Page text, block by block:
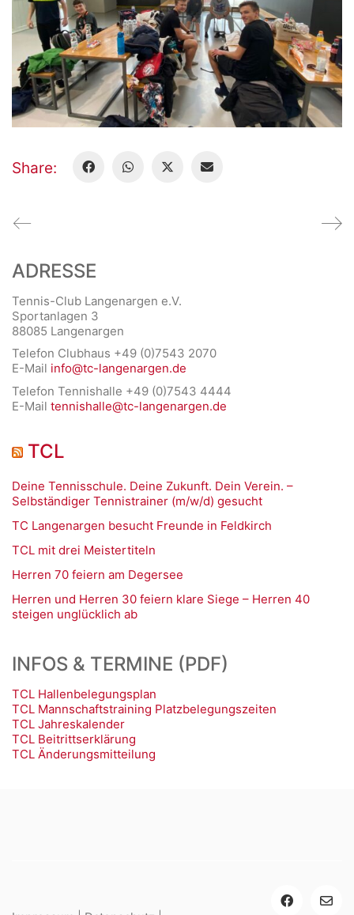
Share:
ADRESSE
Tennis-Club Langenargen e.V.
Sportanlagen 3
88085 Langenargen
Telefon Clubhaus +49 (0)7543 2070
E-Mail info@tc-langenargen.de
Telefon Tennishalle +49 (0)7543 4444
E-Mail tennishalle@tc-langenargen.de
TCL
Deine Tennisschule. Deine Zukunft. Dein Verein. –
Selbständiger Tennistrainer (m/w/d) gesucht
TC Langenargen besucht Freunde in Feldkirch
TCL mit drei Meistertiteln
Herren 70 feiern am Degersee
Herren und Herren 30 feiern klare Siege – Herren 40
steigen unglücklich ab
INFOS & TERMINE (PDF)
TCL Hallenbelegungsplan
TCL Mannschaftstraining Platzbelegungszeiten
TCL Jahreskalender
TCL Beitrittserklärung
TCL Änderungsmitteilung